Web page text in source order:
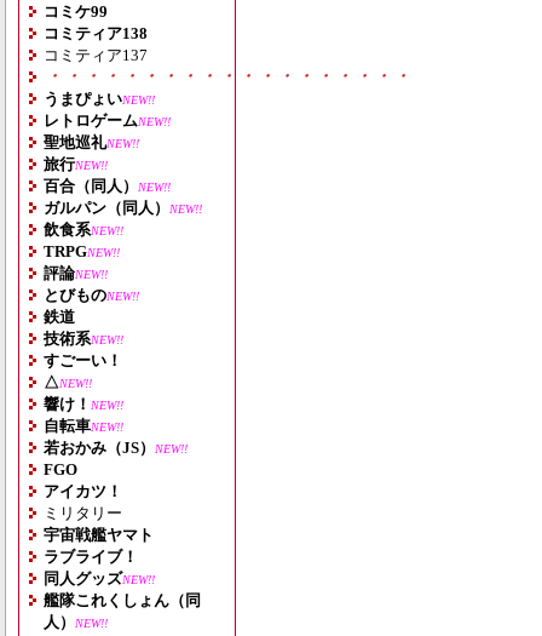
コミケ99
コミティア138
コミティア137
・・・・・・・・・・・・・・・・・・・
うまぴょいNEW!!
レトロゲームNEW!!
聖地巡礼NEW!!
旅行NEW!!
百合（同人） NEW!!
ガルパン（同人） NEW!!
飲食系NEW!!
TRPGNEW!!
評論NEW!!
とびものNEW!!
鉄道
技術系NEW!!
すごーい！
△NEW!!
響け！ NEW!!
自転車NEW!!
若おかみ（JS） NEW!!
FGO
アイカツ！
ミリタリー
宇宙戦艦ヤマト
ラブライブ！
同人グッズNEW!!
艦隊これくしょん（同
人）
NEW!!